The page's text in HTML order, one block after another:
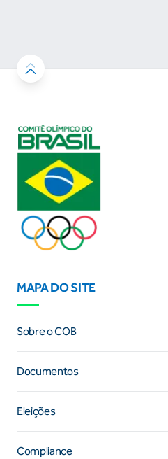
MAPA DO SITE
Sobre o COB
Documentos
Eleições
Compliance